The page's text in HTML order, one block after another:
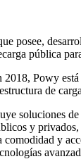
posee,
pública
2018, Powy
de
soluciones
y
comodidad y